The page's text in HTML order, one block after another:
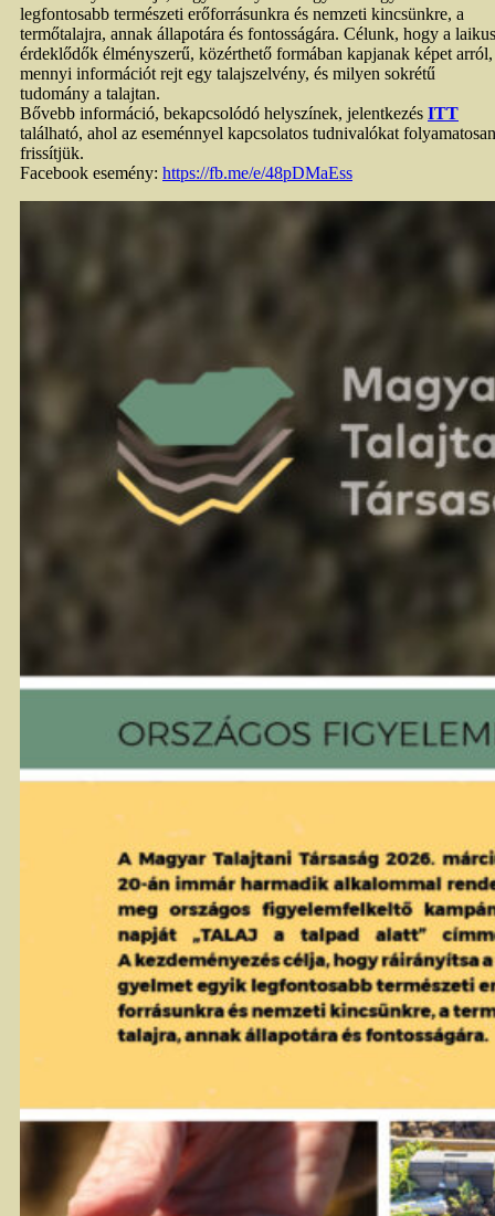
legfontosabb természeti erőforrásunkra és nemzeti kincsünkre, a
termőtalajra, annak állapotára és fontosságára. Célunk, hogy a laikus
érdeklődők élményszerű, közérthető formában kapjanak képet arról,
mennyi információt rejt egy talajszelvény, és milyen sokrétű
tudomány a talajtan.
Bővebb információ, bekapcsolódó helyszínek, jelentkezés ITT
található, ahol az eseménnyel kapcsolatos tudnivalókat folyamatosan
frissítjük.
Facebook esemény: https://fb.me/e/48pDMaEss